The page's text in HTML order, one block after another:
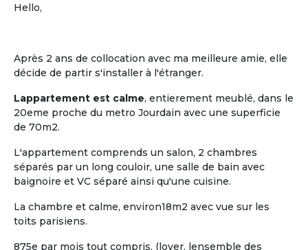
Hello,
Après 2 ans de collocation avec ma meilleure amie, elle
décide de partir s'installer à l'étranger.
Lappartement est calme, entierement meublé, dans le
20eme proche du metro Jourdain avec une superficie
de 70m2.
L'appartement comprends un salon, 2 chambres
séparés par un long couloir, une salle de bain avec
baignoire et VC séparé ainsi qu'une cuisine.
La chambre et calme, environ18m2 avec vue sur les
toits parisiens.
875e par mois tout compris. (loyer, lensemble des